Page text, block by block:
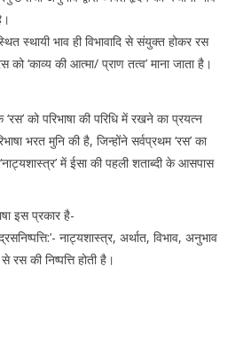
स्थायी भाव ही विभावादि से संयुक्त होकर रस
को ‘काव्य की आत्मा/ प्राण तत्व’ माना जाता है।
को परिभाषा की परिधि में रखने का प्रयत्न
भरत मुनि की है, जिन्होंने सर्वप्रथम ‘रस’ का
में ईसा की पहली शताब्दी के आसपास
इस प्रकार है-
नाट्यशास्त्र, अर्थात, विभाव, अनुभाव
की निष्पत्ति होती है।